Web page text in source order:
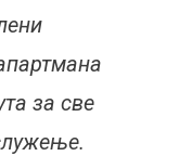
за све